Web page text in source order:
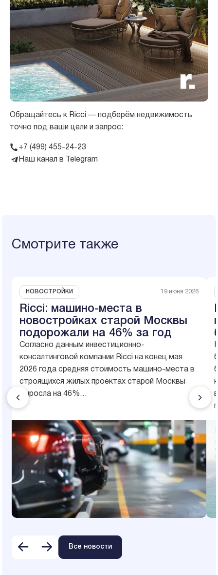
Обращайтесь к Ricci — подберём недвижимость
точно под ваши цели и запрос:
+7 (499) 455-24-23
Наш канал в Telegram
Смотрите также
НОВОСТРОЙКИ 19 июня 2026
Ricci: машино-места в
новостройках старой Москвы
подорожали на 46% за год
Согласно данным инвестиционно-
консалтинговой компании Ricci на конец мая
2026 года средняя стоимость машино-места в
строящихся жилых проектах старой Москвы
выросла на 46%…
Все новости